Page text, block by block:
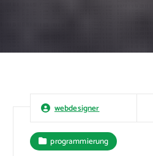
webdesigner
programmierung